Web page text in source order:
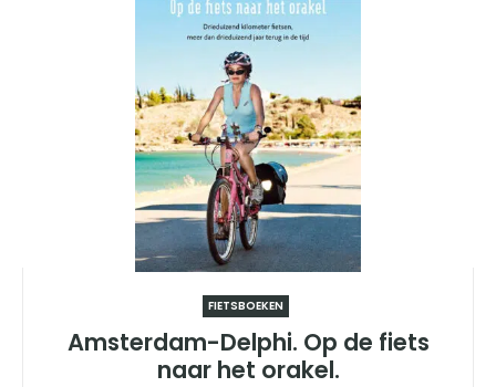
FIETSBOEKEN
Amsterdam-Delphi. Op de fiets
naar het orakel.